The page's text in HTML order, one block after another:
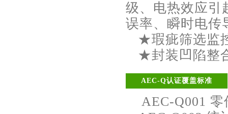
级、电热效应引
误率、瞬时电传
★瑕疵筛选监
★封装凹陷整
AEC-Q认证覆盖标准
AEC-Q001 零